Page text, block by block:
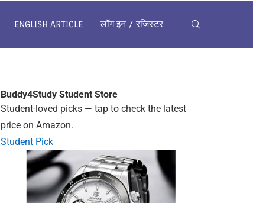
ENGLISH ARTICLE लॉग इन / रजिस्टर
Buddy4Study Student Store
Student-loved picks — tap to check the latest
price on Amazon.
Student Pick